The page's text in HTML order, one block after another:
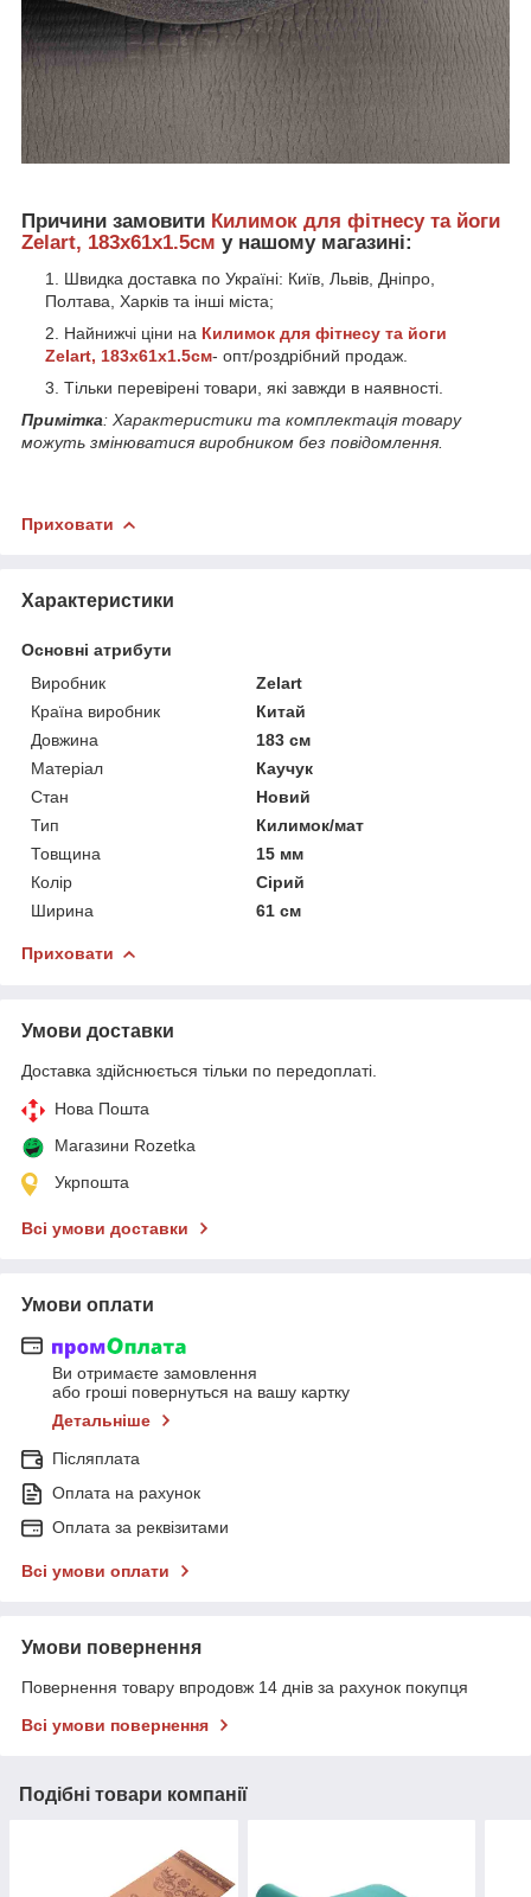
Причини замовити Килимок для фітнесу та йоги
Zelart, 183x61x1.5см у нашому магазині:
Швидка доставка по Україні: Київ, Львів, Дніпро,
Полтава, Харків та інші міста;
Найнижчі ціни на Килимок для фітнесу та йоги
Zelart, 183x61x1.5см- опт/роздрібний продаж.
Тільки перевірені товари, які завжди в наявності.
Примітка: Характеристики та комплектація товару
можуть змінюватися виробником без повідомлення.
Приховати
Характеристики
Основні атрибути
Виробник
Zelart
Країна виробник
Китай
Довжина
183 см
Матеріал
Каучук
Стан
Новий
Тип
Килимок/мат
Товщина
15 мм
Колір
Сірий
Ширина
61 см
Приховати
Умови доставки
Доставка здійснюється тільки по передоплаті.
Нова Пошта
Магазини Rozetka
Укрпошта
Всі умови доставки
Умови оплати
Ви отримаєте замовлення
або гроші повернуться на вашу картку
Детальніше
Післяплата
Оплата на рахунок
Оплата за реквізитами
Всі умови оплати
Умови повернення
Повернення товару впродовж 14 днів за рахунок покупця
Всі умови повернення
Подібні товари компанії